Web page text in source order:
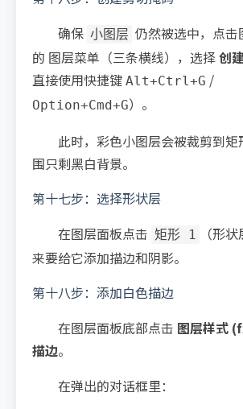
确保 小图层 仍然被选中，点击
的 图层菜单（三条横线），选择创
直接使用快捷键 Alt+Ctrl+G /
Option+Cmd+G）。
此时，彩色小图层会被裁剪到
围只剩黑白背景。
第十七步：选择形状层
在图层面板点击 矩形 1
（形
来要给它添加描边和阴影。
第十八步：添加白色描边
在图层面板底部点击 图层样式
描边。
在弹出的对话框里：